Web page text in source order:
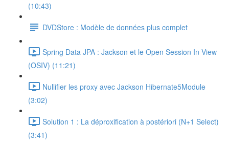
(10:43)
DVDStore : Modèle de données plus complet
Spring Data JPA : Jackson et le Open Session In View
(OSIV) (11:21)
Nullifier les proxy avec Jackson Hibernate5Module
(3:02)
Solution 1 : La déproxification à postériori (N+1 Select)
(3:41)